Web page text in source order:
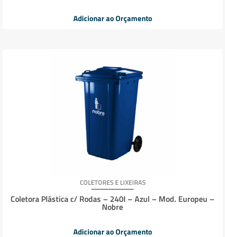
Adicionar ao Orçamento
COLETORES E LIXEIRAS
Coletora Plástica c/ Rodas – 240l – Azul – Mod. Europeu –
Nobre
Adicionar ao Orçamento